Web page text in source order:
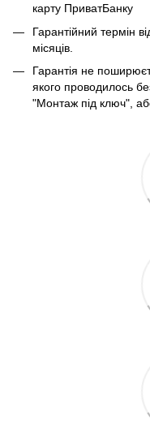
карту ПриватБанку
Гарантійний термін
місяців.
Гарантія не
якого проводилось
"Монтаж під ключ",